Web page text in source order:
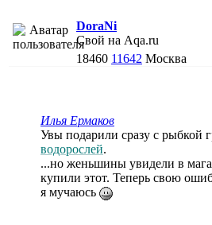
DoraNi
Свой на Aqa.ru
18460 11642 Москва
Илья Ермаков
Увы подарили сразу с рыбкой
водорослей.
...но женьшины увидели в
купили этот. Теперь свою
я мучаюсь